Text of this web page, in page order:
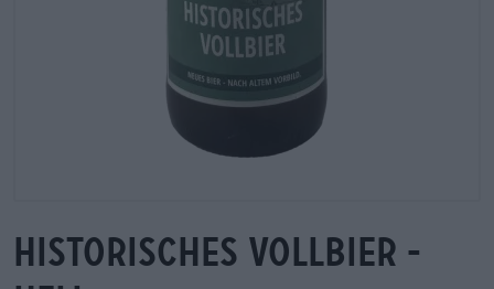
historisches vollbier -